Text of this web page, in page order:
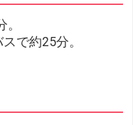
で約25分。